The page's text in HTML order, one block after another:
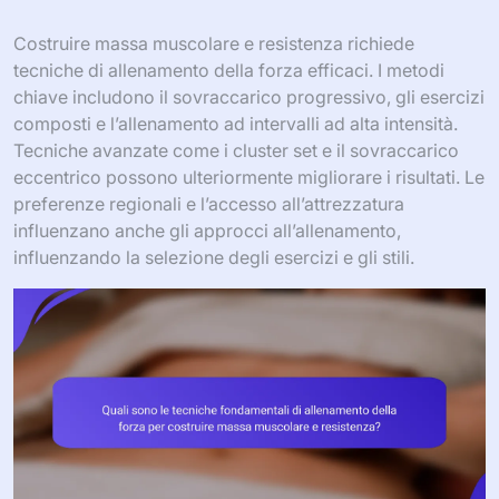
Costruire massa muscolare e resistenza richiede
tecniche di allenamento della forza efficaci. I metodi
chiave includono il sovraccarico progressivo, gli esercizi
composti e l’allenamento ad intervalli ad alta intensità.
Tecniche avanzate come i cluster set e il sovraccarico
eccentrico possono ulteriormente migliorare i risultati. Le
preferenze regionali e l’accesso all’attrezzatura
influenzano anche gli approcci all’allenamento,
influenzando la selezione degli esercizi e gli stili.